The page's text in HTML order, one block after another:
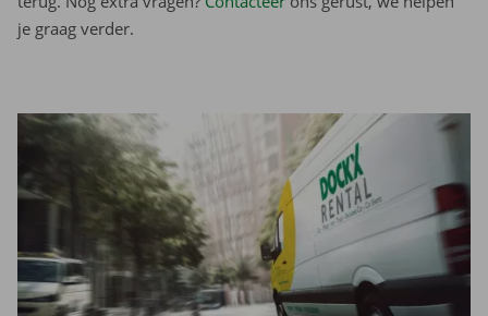
je graag verder.